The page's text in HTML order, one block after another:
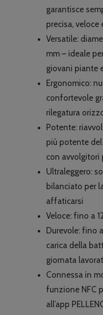
garantisce
precisa,
Versatile:
mm – ideale
giovani piante
Ergonomico:
confortevole
rilegatura
Potente:
più potente
con avvolgitori
Ultraleggero:
bilanciato per
affaticarsi
Veloce: fino a
Durevole: fino
carica della
giornata
Connessa in
funzione NFC
all’app